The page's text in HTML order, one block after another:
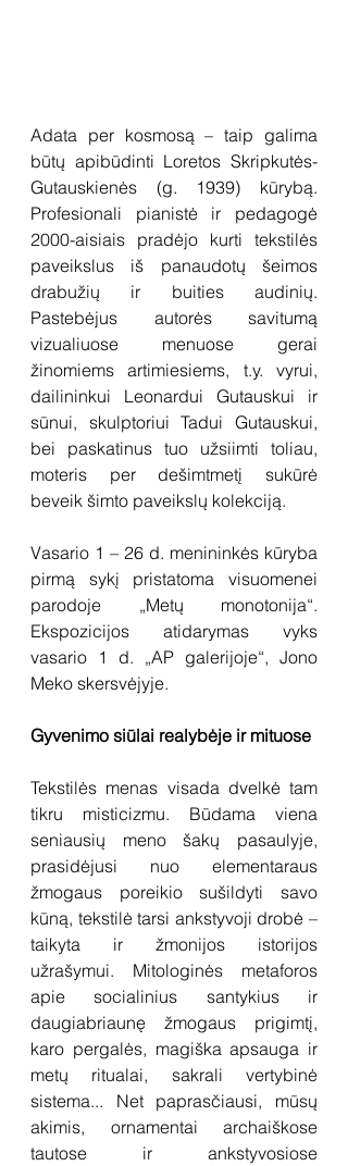
Adata per kosmosą – taip galima
būtų apibūdinti Loretos Skripkutės-
Gutauskienės (g. 1939) kūrybą.
Profesionali pianistė ir pedagogė
2000-aisiais pradėjo kurti tekstilės
paveikslus iš panaudotų šeimos
drabužių ir buities audinių.
Pastebėjus autorės savitumą
vizualiuose menuose gerai
žinomiems artimiesiems, t.y. vyrui,
dailininkui Leonardui Gutauskui ir
sūnui, skulptoriui Tadui Gutauskui,
bei paskatinus tuo užsiimti toliau,
moteris per dešimtmetį sukūrė
beveik šimto paveikslų kolekciją.
Vasario 1 – 26 d. menininkės kūryba
pirmą sykį pristatoma visuomenei
parodoje „Metų monotonija“.
Ekspozicijos atidarymas vyks
vasario 1 d. „AP galerijoje“, Jono
Meko skersvėjyje.
Gyvenimo siūlai realybėje ir mituose
Tekstilės menas visada dvelkė tam
tikru misticizmu. Būdama viena
seniausių meno šakų pasaulyje,
prasidėjusi nuo elementaraus
žmogaus poreikio sušildyti savo
kūną, tekstilė tarsi ankstyvoji drobė –
taikyta ir žmonijos istorijos
užrašymui. Mitologinės metaforos
apie socialinius santykius ir
daugiabriaunę žmogaus prigimtį,
karo pergalės, magiška apsauga ir
metų ritualai, sakrali vertybinė
sistema... Net paprasčiausi, mūsų
akimis, ornamentai archaiškose
tautose ir ankstyvosiose